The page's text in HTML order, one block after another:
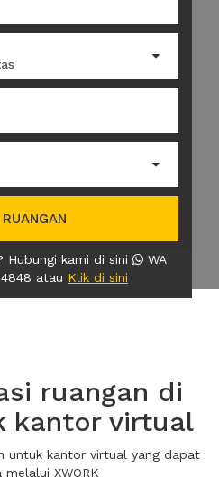
Hubungi kami di sini
WA
atau Klik di sini
ruangan di
kantor virtual
untuk kantor virtual yang dapat
melalui XWORK